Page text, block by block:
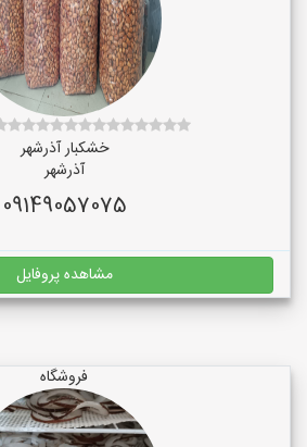
خشکبار آذرشهر
آذرشهر
09149057075
مشاهده پروفایل
فروشگاه